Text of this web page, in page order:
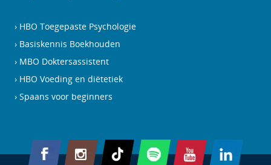
HBO Toegepaste Psychologie
Basiskennis Boekhouden
MBO Doktersassistent
HBO Voeding en diëtetiek
Spaans voor beginners